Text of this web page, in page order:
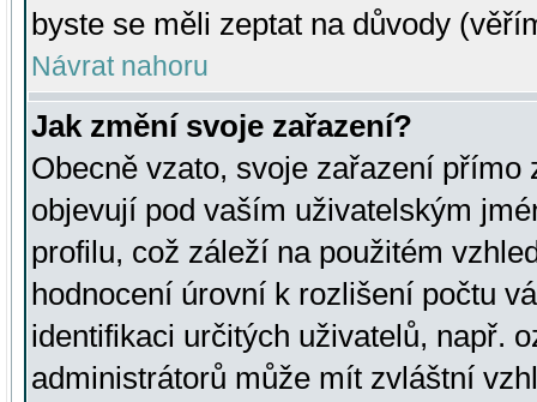
byste se měli zeptat na důvody
Návrat nahoru
Jak změní svoje zařazení?
Obecně vzato, svoje zařazení přímo
objevují pod vaším uživatelským
profilu, což záleží na použitém
hodnocení úrovní k rozlišení počtu
identifikaci určitých uživatelů, např.
administrátorů může mít zvláštní